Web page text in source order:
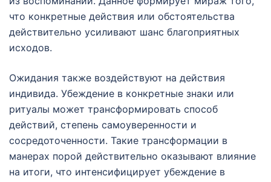
что конкретные действия или обстоятельства
действительно усиливают шанс благоприятных
исходов.
Ожидания также воздействуют на действия
индивида. Убеждение в конкретные знаки или
ритуалы может трансформировать способ
действий, степень самоуверенности и
сосредоточенности. Такие трансформации в
манерах порой действительно оказывают влияние
на итоги, что интенсифицирует убеждение в